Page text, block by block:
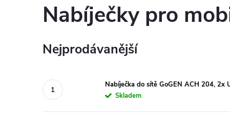
Nabíječky pro
Nejprodávanější
Nabíječka do sítě GoGEN ACH 204,
Skladem